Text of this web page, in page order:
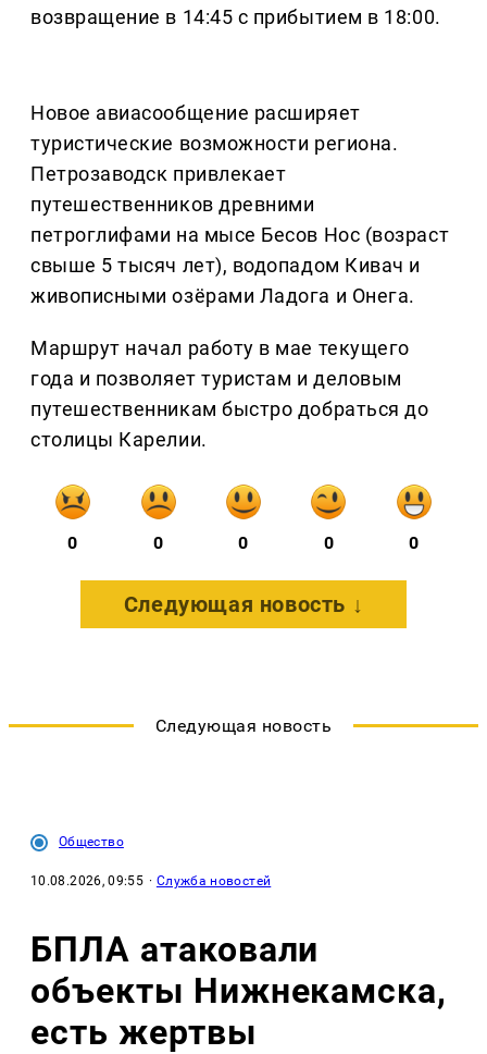
возвращение в 14:45 с прибытием в 18:00.
Новое авиасообщение расширяет
туристические возможности региона.
Петрозаводск привлекает
путешественников древними
петроглифами на мысе Бесов Нос (возраст
свыше 5 тысяч лет), водопадом Кивач и
живописными озёрами Ладога и Онега.
Маршрут начал работу в мае текущего
года и позволяет туристам и деловым
путешественникам быстро добраться до
столицы Карелии.
0 0 0 0 0
Следующая новость ↓
Следующая новость
Общество
10.08.2026, 09:55 · Служба новостей
БПЛА атаковали
объекты Нижнекамска,
есть жертвы